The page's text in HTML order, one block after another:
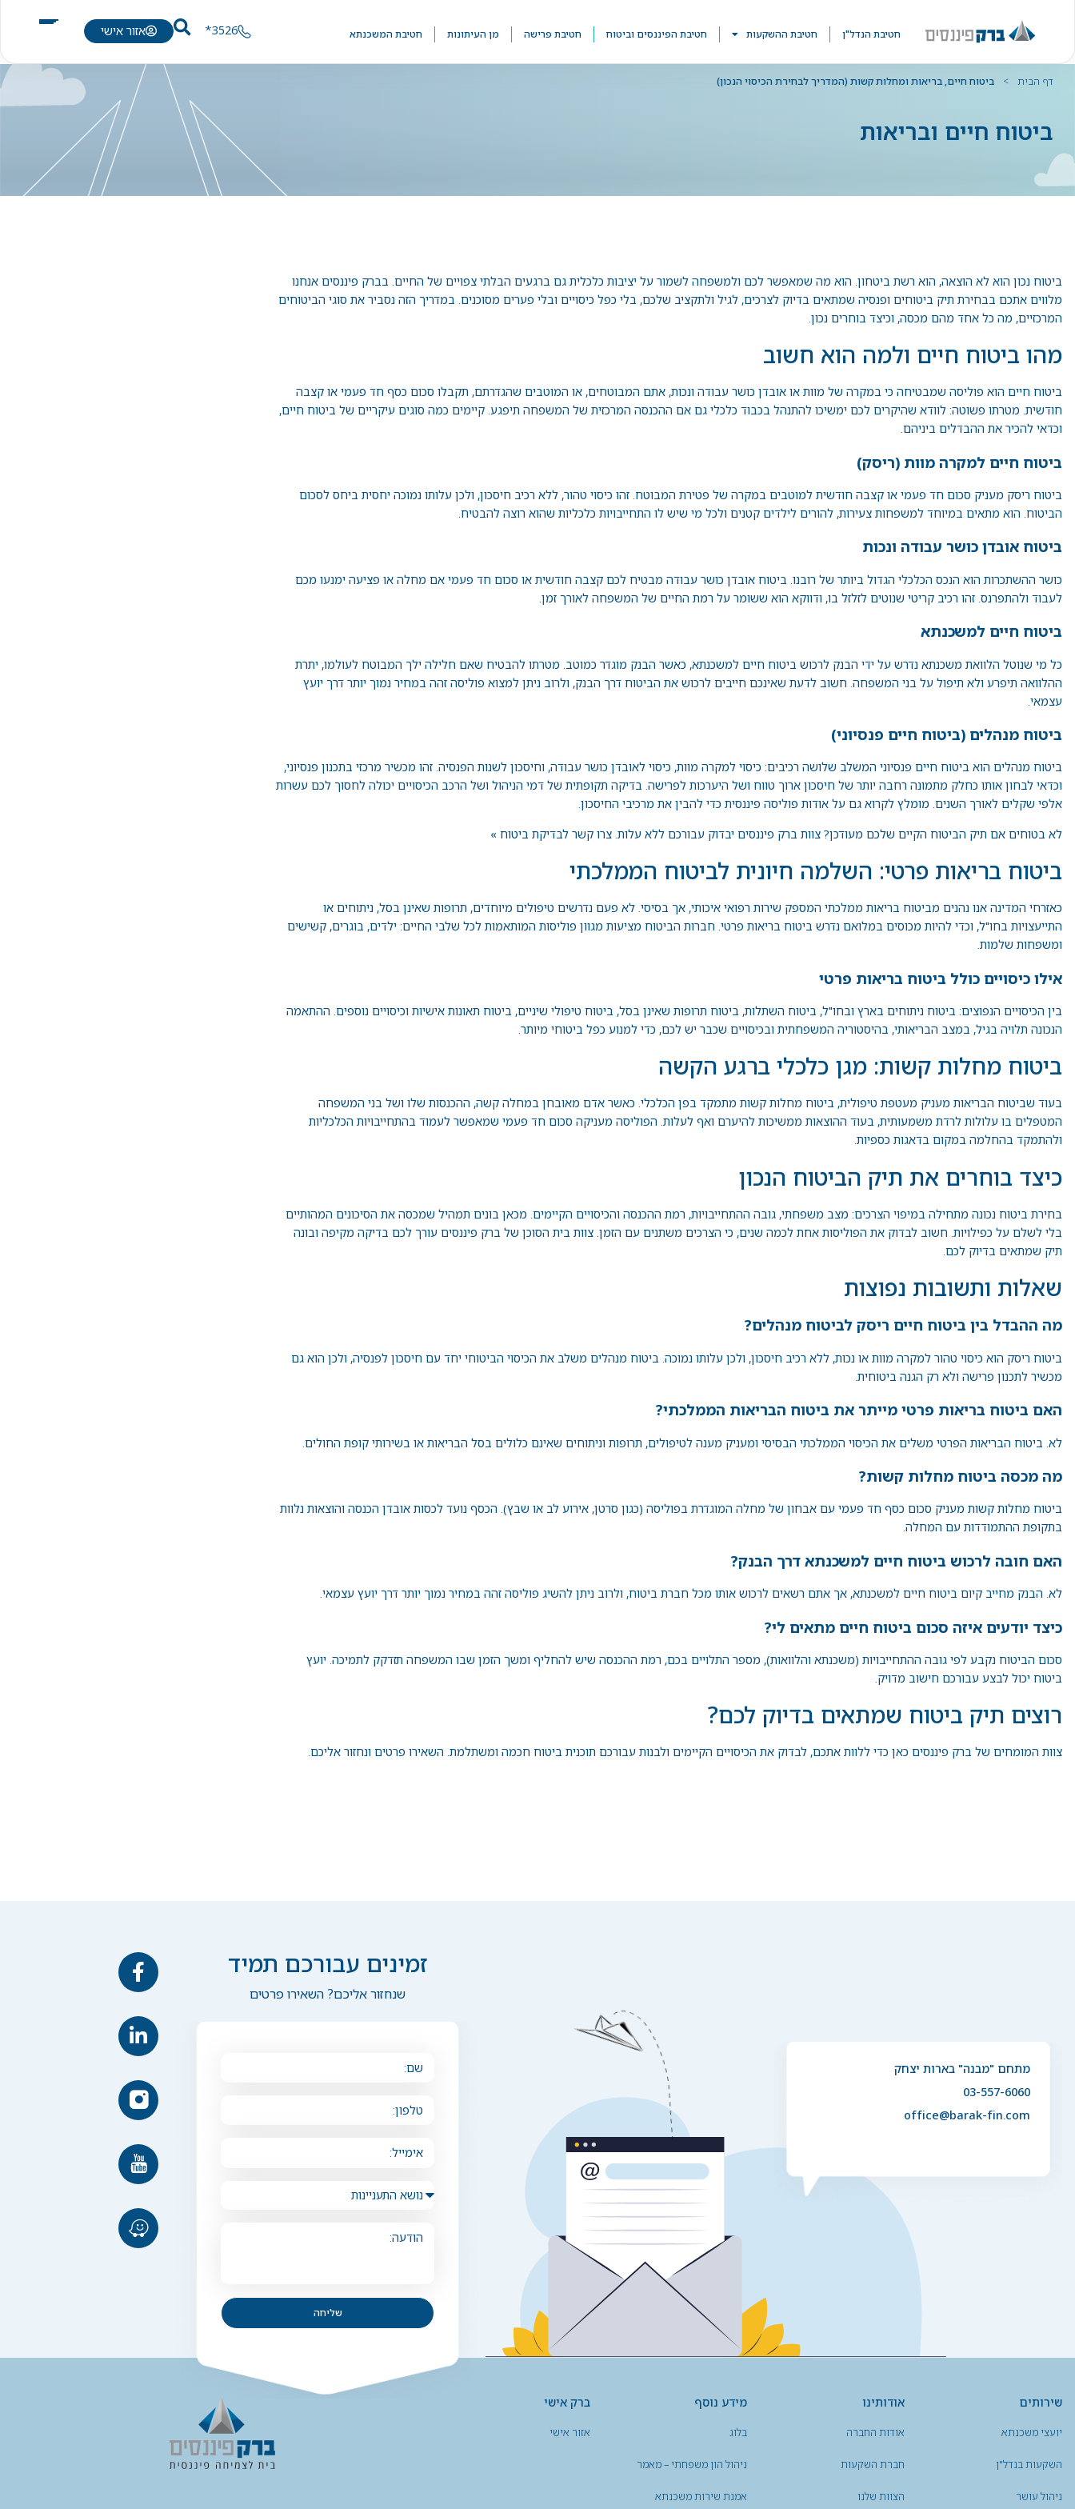
חטיבת הנדל"ן חטיבת ההשקעות חטיבת הפיננסים וביטוח חטיבת פרישה מן העיתונות חטיבת המשכנתא 3526* אזור אישי
דף הבית > ביטוח חיים, בריאות ומחלות קשות (המדריך לבחירת הכיסוי הנכון)
ביטוח חיים ובריאות
ביטוח נכון הוא לא הוצאה, הוא רשת ביטחון. הוא מה שמאפשר לכם ולמשפחה לשמור על יציבות כלכלית גם ברגעים הבלתי צפויים של החיים. בברק פיננסים אנחנו
מלווים אתכם בבחירת תיק ביטוחים ופנסיה שמתאים בדיוק לצרכים, לגיל ולתקציב שלכם, בלי כפל כיסויים ובלי פערים מסוכנים. במדריך הזה נסביר את סוגי הביטוחים
המרכזיים, מה כל אחד מהם מכסה, וכיצד בוחרים נכון.
מהו ביטוח חיים ולמה הוא חשוב
ביטוח חיים הוא פוליסה שמבטיחה כי במקרה של מוות או אובדן כושר עבודה ונכות, אתם המבוטחים, או המוטבים שהגדרתם, תקבלו סכום כסף חד פעמי או קצבה
חודשית. מטרתו פשוטה: לוודא שהיקרים לכם ימשיכו להתנהל בכבוד כלכלי גם אם ההכנסה המרכזית של המשפחה תיפגע. קיימים כמה סוגים עיקריים של ביטוח חיים,
וכדאי להכיר את ההבדלים ביניהם.
ביטוח חיים למקרה מוות (ריסק)
ביטוח ריסק מעניק סכום חד פעמי או קצבה חודשית למוטבים במקרה של פטירת המבוטח. זהו כיסוי טהור, ללא רכיב חיסכון, ולכן עלותו נמוכה יחסית ביחס לסכום
הביטוח. הוא מתאים במיוחד למשפחות צעירות, להורים לילדים קטנים ולכל מי שיש לו התחייבויות כלכליות שהוא רוצה להבטיח.
ביטוח אובדן כושר עבודה ונכות
כושר ההשתכרות הוא הנכס הכלכלי הגדול ביותר של רובנו. ביטוח אובדן כושר עבודה מבטיח לכם קצבה חודשית או סכום חד פעמי אם מחלה או פציעה ימנעו מכם
לעבוד ולהתפרנס. זהו רכיב קריטי שנוטים לזלזל בו, ודווקא הוא ששומר על רמת החיים של המשפחה לאורך זמן.
ביטוח חיים למשכנתא
כל מי שנוטל הלוואת משכנתא נדרש על ידי הבנק לרכוש ביטוח חיים למשכנתא, כאשר הבנק מוגדר כמוטב. מטרתו להבטיח שאם חלילה ילך המבוטח לעולמו, יתרת
ההלוואה תיפרע ולא תיפול על בני המשפחה. חשוב לדעת שאינכם חייבים לרכוש את הביטוח דרך הבנק, ולרוב ניתן למצוא פוליסה זהה במחיר נמוך יותר דרך יועץ
עצמאי.
ביטוח מנהלים (ביטוח חיים פנסיוני)
ביטוח מנהלים הוא ביטוח חיים פנסיוני המשלב שלושה רכיבים: כיסוי למקרה מוות, כיסוי לאובדן כושר עבודה, וחיסכון לשנות הפנסיה. זהו מכשיר מרכזי בתכנון פנסיוני,
וכדאי לבחון אותו כחלק מתמונה רחבה יותר של חיסכון ארוך טווח ושל היערכות לפרישה. בדיקה תקופתית של דמי הניהול ושל הרכב הכיסויים יכולה לחסוך לכם עשרות
אלפי שקלים לאורך השנים. מומלץ לקרוא גם על אודות פוליסה פיננסית כדי להבין את מרכיבי החיסכון.
לא בטוחים אם תיק הביטוח הקיים שלכם מעודכן? צוות ברק פיננסים יבדוק עבורכם ללא עלות. צרו קשר לבדיקת ביטוח »
ביטוח בריאות פרטי: השלמה חיונית לביטוח הממלכתי
כאזרחי המדינה אנו נהנים מביטוח בריאות ממלכתי המספק שירות רפואי איכותי, אך בסיסי. לא פעם נדרשים טיפולים מיוחדים, תרופות שאינן בסל, ניתוחים או
התייעצויות בחו"ל, וכדי להיות מכוסים במלואם נדרש ביטוח בריאות פרטי. חברות הביטוח מציעות מגוון פוליסות המותאמות לכל שלבי החיים: ילדים, בוגרים, קשישים
ומשפחות שלמות.
אילו כיסויים כולל ביטוח בריאות פרטי
בין הכיסויים הנפוצים: ביטוח ניתוחים בארץ ובחו"ל, ביטוח השתלות, ביטוח תרופות שאינן בסל, ביטוח טיפולי שיניים, ביטוח תאונות אישיות וכיסויים נוספים. ההתאמה
הנכונה תלויה בגיל, במצב הבריאותי, בהיסטוריה המשפחתית ובכיסויים שכבר יש לכם, כדי למנוע כפל ביטוחי מיותר.
ביטוח מחלות קשות: מגן כלכלי ברגע הקשה
בעוד שביטוח הבריאות מעניק מעטפת טיפולית, ביטוח מחלות קשות מתמקד בפן הכלכלי. כאשר אדם מאובחן במחלה קשה, ההכנסות שלו ושל בני המשפחה
המטפלים בו עלולות לרדת משמעותית, בעוד ההוצאות ממשיכות להיערם ואף לעלות. הפוליסה מעניקה סכום חד פעמי שמאפשר לעמוד בהתחייבויות הכלכליות
ולהתמקד בהחלמה במקום בדאגות כספיות.
כיצד בוחרים את תיק הביטוח הנכון
בחירת ביטוח נכונה מתחילה במיפוי הצרכים: מצב משפחתי, גובה ההתחייבויות, רמת ההכנסה והכיסויים הקיימים. מכאן בונים תמהיל שמכסה את הסיכונים המהותיים
בלי לשלם על כפילויות. חשוב לבדוק את הפוליסות אחת לכמה שנים, כי הצרכים משתנים עם הזמן. צוות בית הסוכן של ברק פיננסים עורך לכם בדיקה מקיפה ובונה
תיק שמתאים בדיוק לכם.
שאלות ותשובות נפוצות
מה ההבדל בין ביטוח חיים ריסק לביטוח מנהלים?
ביטוח ריסק הוא כיסוי טהור למקרה מוות או נכות, ללא רכיב חיסכון, ולכן עלותו נמוכה. ביטוח מנהלים משלב את הכיסוי הביטוחי יחד עם חיסכון לפנסיה, ולכן הוא גם
מכשיר לתכנון פרישה ולא רק הגנה ביטוחית.
האם ביטוח בריאות פרטי מייתר את ביטוח הבריאות הממלכתי?
לא. ביטוח הבריאות הפרטי משלים את הכיסוי הממלכתי הבסיסי ומעניק מענה לטיפולים, תרופות וניתוחים שאינם כלולים בסל הבריאות או בשירותי קופת החולים.
מה מכסה ביטוח מחלות קשות?
ביטוח מחלות קשות מעניק סכום כסף חד פעמי עם אבחון של מחלה המוגדרת בפוליסה (כגון סרטן, אירוע לב או שבץ). הכסף נועד לכסות אובדן הכנסה והוצאות נלוות
בתקופת ההתמודדות עם המחלה.
האם חובה לרכוש ביטוח חיים למשכנתא דרך הבנק?
לא. הבנק מחייב קיום ביטוח חיים למשכנתא, אך אתם רשאים לרכוש אותו מכל חברת ביטוח, ולרוב ניתן להשיג פוליסה זהה במחיר נמוך יותר דרך יועץ עצמאי.
כיצד יודעים איזה סכום ביטוח חיים מתאים לי?
סכום הביטוח נקבע לפי גובה ההתחייבויות (משכנתא והלוואות), מספר התלויים בכם, רמת ההכנסה שיש להחליף ומשך הזמן שבו המשפחה תזדקק לתמיכה. יועץ
ביטוח יכול לבצע עבורכם חישוב מדויק.
רוצים תיק ביטוח שמתאים בדיוק לכם?
צוות המומחים של ברק פיננסים כאן כדי ללוות אתכם, לבדוק את הכיסויים הקיימים ולבנות עבורכם תוכנית ביטוח חכמה ומשתלמת. השאירו פרטים ונחזור אליכם.
מתחם "מבנה" בארות יצחק
03-557-6060
office@barak-fin.com
זמינים עבורכם תמיד
שנחזור אליכם? השאירו פרטים
שליחה
שירותים
יועצי משכנתא
השקעות בנדל"ן
ניהול עושר
אודותינו
אודות החברה
חברת השקעות
הצוות שלנו
מידע נוסף
בלוג
ניהול הון משפחתי – מאמר
אמנת שירות משכנתא
ברק אישי
אזור אישי